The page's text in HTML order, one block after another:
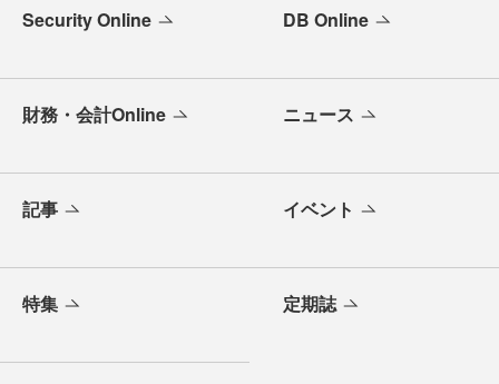
Security Online DB Online
財務・会計Online ニュース
記事 イベント
特集 定期誌